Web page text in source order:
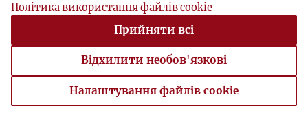
Політика використання файлів cookie
Прийняти всі
Відхилити необов'язкові
Налаштування файлів cookie
Налаштування файлів cookie